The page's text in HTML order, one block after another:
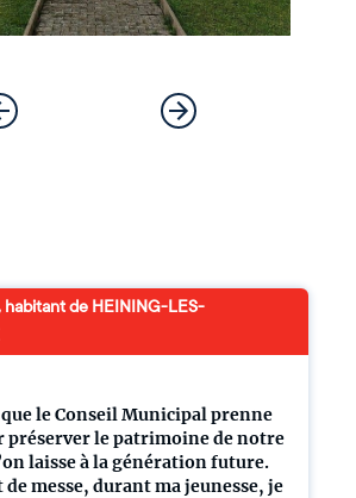
le Conseil Municipal prenne
préserver le patrimoine de notre
laisse à la génération future.
messe, durant ma jeunesse, je
habitant de HEINING-LES-